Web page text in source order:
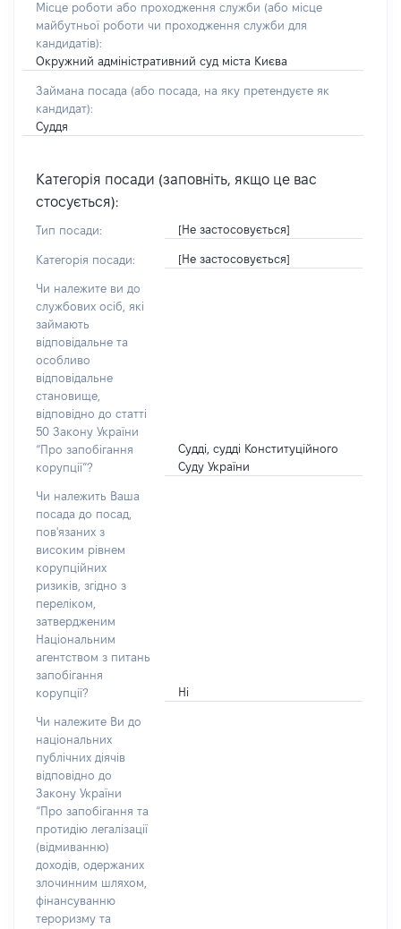
Місце роботи або проходження служби (або місце
майбутньої роботи чи проходження служби для
кандидатів):
Окружний адміністративний суд міста Києва
Займана посада (або посада, на яку претендуєте як
кандидат):
Суддя
Категорія посади (заповніть, якщо це вас
стосується):
Тип посади: [Не застосовується]
Категорія посади: [Не застосовується]
Чи належите ви до
службових осіб, які
займають
відповідальне та
особливо
відповідальне
становище,
відповідно до статті
50 Закону України
“Про запобігання
корупції”?
Судді, судді Конституційного
Суду України
Чи належить Ваша
посада до посад,
пов'язаних з
високим рівнем
корупційних
ризиків, згідно з
переліком,
затвердженим
Національним
агентством з питань
запобігання
корупції?
Ні
Чи належите Ви до
національних
публічних діячів
відповідно до
Закону України
“Про запобігання та
протидію легалізації
(відмиванню)
доходів, одержаних
злочинним шляхом,
фінансуванню
тероризму та